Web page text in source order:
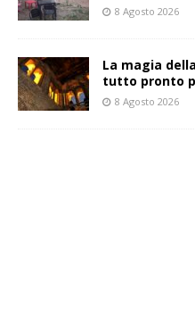
8 Agosto 2026
La magia
tutto pronto
8 Agosto 2026